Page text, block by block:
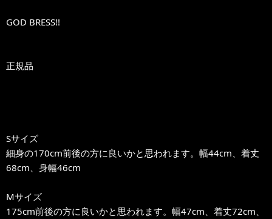
GOD BRESS!!
正規品
Sサイズ
細身の170cm前後の方に良いかと思われます。幅44cm、着丈
68cm、身幅46cm
Mサイズ
175cm前後の方に良いかと思われます。幅47cm、着丈72cm、